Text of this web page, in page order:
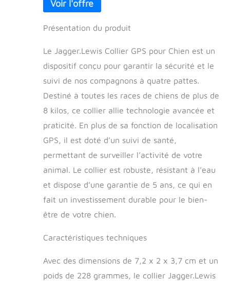
Présentation du produit
Le Jagger.Lewis Collier GPS pour Chien est un
dispositif conçu pour garantir la sécurité et le
suivi de nos compagnons à quatre pattes.
Destiné à toutes les races de chiens de plus de
8 kilos, ce collier allie technologie avancée et
praticité. En plus de sa fonction de localisation
GPS, il est doté d’un suivi de santé,
permettant de surveiller l’activité de votre
animal. Le collier est robuste, résistant à l’eau
et dispose d’une garantie de 5 ans, ce qui en
fait un investissement durable pour le bien-
être de votre chien.
Caractéristiques techniques
Avec des dimensions de 7,2 x 2 x 3,7 cm et un
poids de 228 grammes, le collier Jagger.Lewis